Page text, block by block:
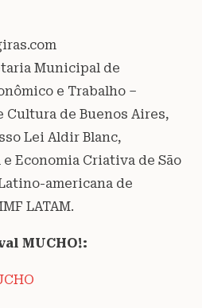
Municipal de
e Trabalho –
Cultura de Buenos Aires,
Lei Aldir Blanc,
Economia Criativa de São
americana de
LATAM.
MUCHO!: